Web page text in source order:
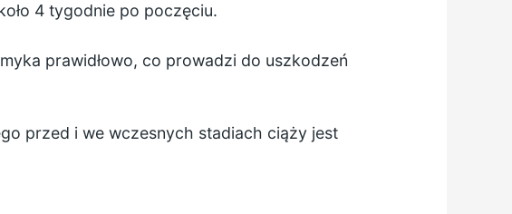
4 tygodnie po poczęciu.
prawidłowo, co prowadzi do uszkodzeń
przed i we wczesnych stadiach ciążyjest